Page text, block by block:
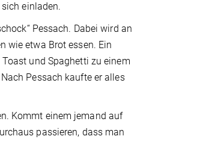
einladen.
Pessach. Dabei wird an
wie etwa Brot essen. Ein
und Spaghetti zu einem
Pessach kaufte er alles
Kommt einem jemand auf
passieren, dass man